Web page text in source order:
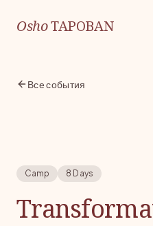
OshoTAPOBAN
Все события
Camp 8 Days